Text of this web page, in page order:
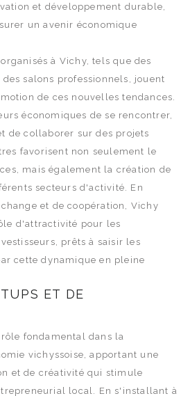
et développement durable,
un avenir économique
à Vichy, tels que des
salons professionnels, jouent
de ces nouvelles tendances.
économiques de se rencontrer,
de collaborer sur des projets
favorisent non seulement le
mais également la création de
secteurs d'activité. En
et de coopération, Vichy
d'attractivité pour les
prêts à saisir les
cette dynamique en pleine
ET DE
fondamental dans la
vichyssoise, apportant une
et de créativité qui stimule
local. En s'installant à